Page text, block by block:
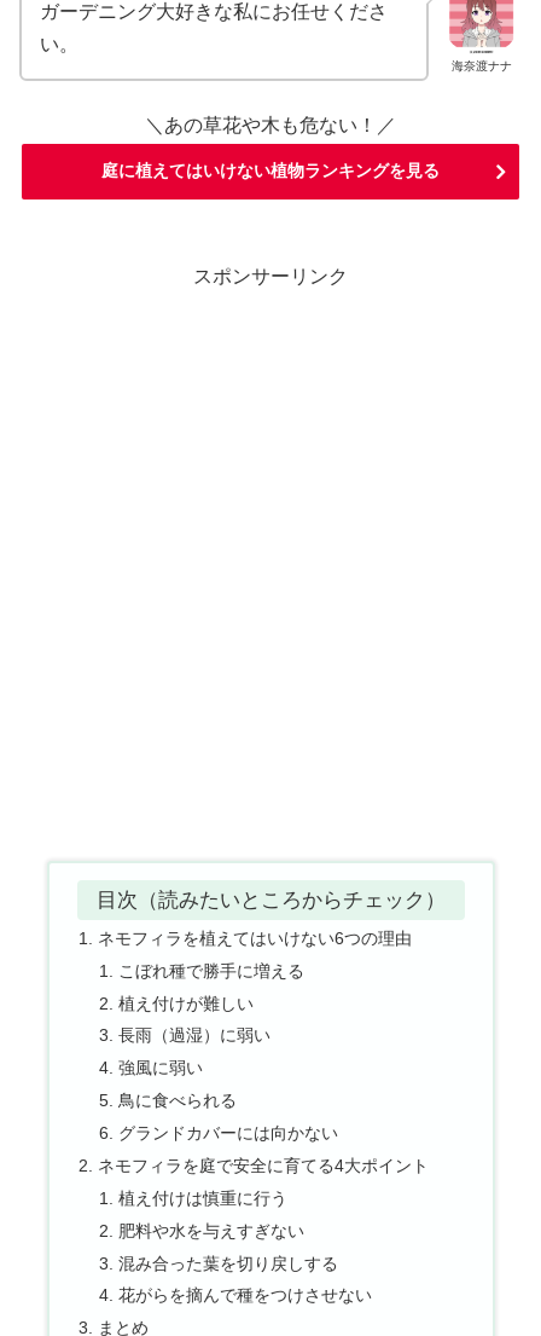
海奈渡ナナ
ガーデニング大好きな私にお任せくださ
い。
＼あの草花や木も危ない！／
庭に植えてはいけない植物ランキングを見る
スポンサーリンク
目次（読みたいところからチェック）
ネモフィラを植えてはいけない6つの理由
こぼれ種で勝手に増える
植え付けが難しい
長雨（過湿）に弱い
強風に弱い
鳥に食べられる
グランドカバーには向かない
ネモフィラを庭で安全に育てる4大ポイント
植え付けは慎重に行う
肥料や水を与えすぎない
混み合った葉を切り戻しする
花がらを摘んで種をつけさせない
まとめ